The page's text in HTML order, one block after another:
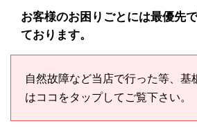
お客様のお困りごとには最優先
ております。
自然故障など当店で行った等、基
はココをタップしてご覧下さい。